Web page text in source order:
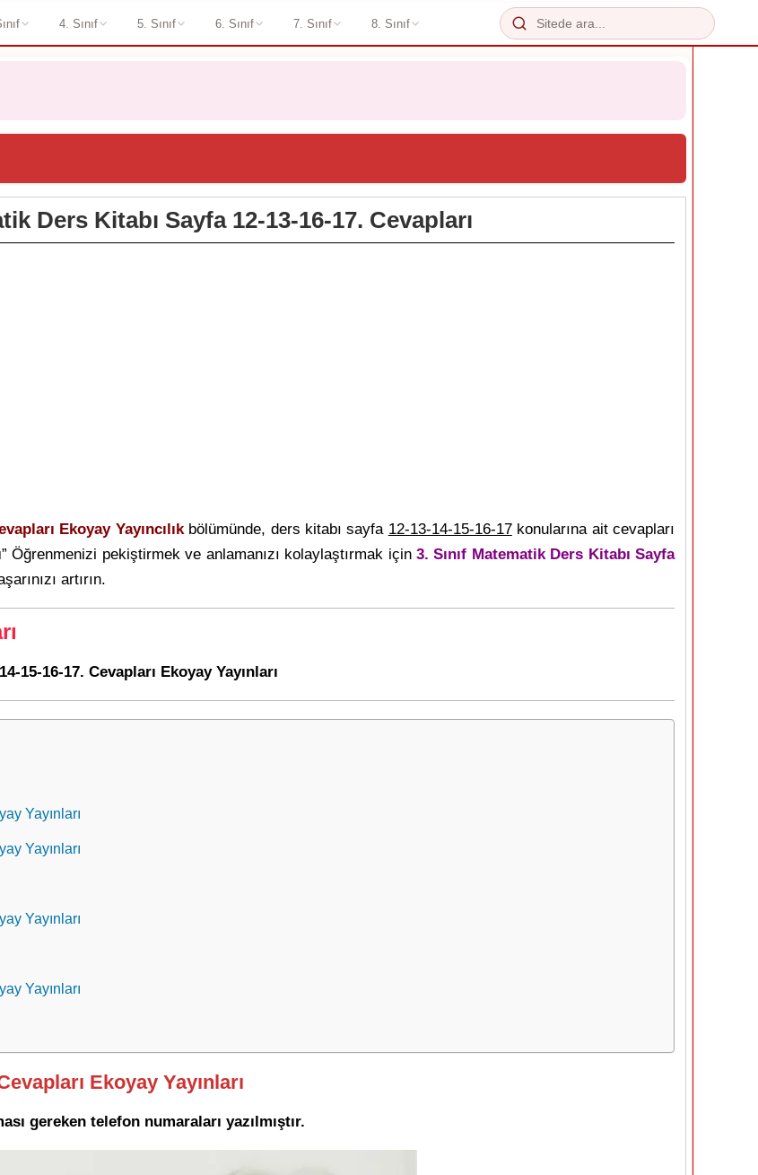
4. Sınıf 5. Sınıf 6. Sınıf 7. Sınıf 8. Sınıf
Ders Kitabı Sayfa 12-13-16-17. Cevapları
Ekoyay Yayıncılıkbölümünde, ders kitabı sayfa 12-13-14-15-16-17konularına ait cevapları
” Öğrenmenizi pekiştirmek ve anlamanızı kolaylaştırmak için 3. Sınıf Matematik Ders Kitabı Sayfa
artırın.
15-16-17. Cevapları Ekoyay Yayınları
Yayınları
Yayınları
Yayınları
Yayınları
Ekoyay Yayınları
gereken telefon numaraları yazılmıştır.